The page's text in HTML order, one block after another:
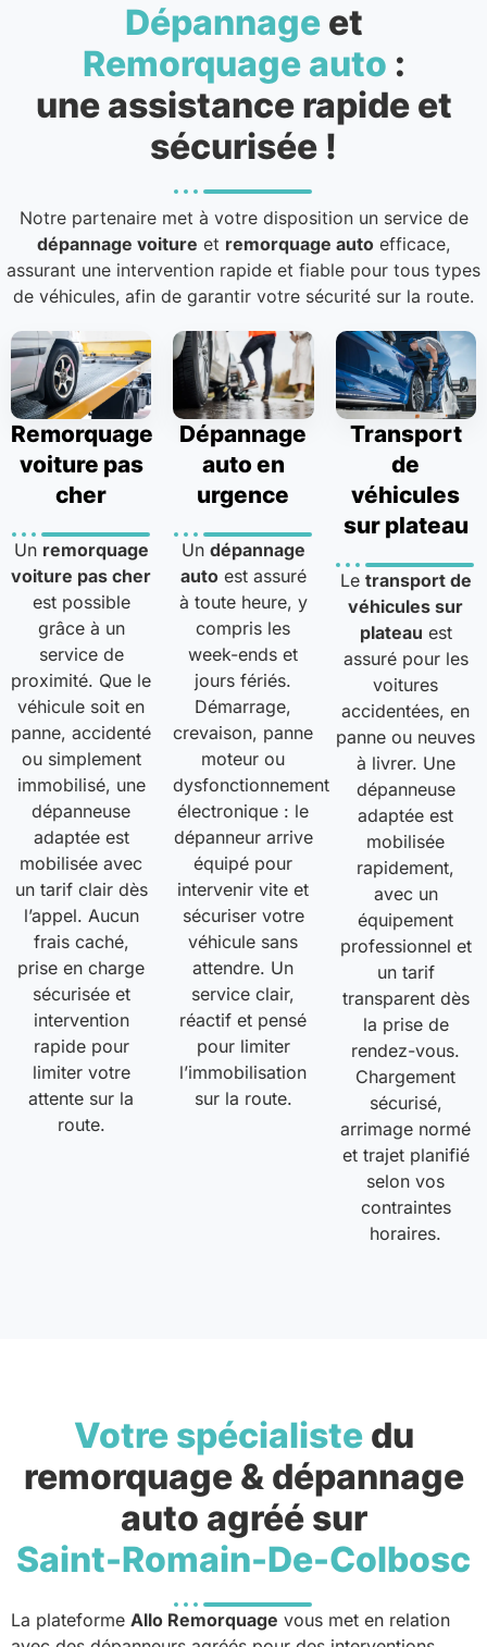
Dépannageet
Remorquage auto :
une assistance rapide et
sécurisée !
Notre partenaire met à votre disposition un service de
dépannage voiture et remorquage auto efficace,
assurant une intervention rapide et fiable pour tous types
de véhicules, afin de garantir votre sécurité sur la route.
Remorquage
voiture pas
cher
Un remorquage
voiture pas cher
est possible
grâce à un
service de
proximité. Que le
véhicule soit en
panne, accidenté
ou simplement
immobilisé, une
dépanneuse
adaptée est
mobilisée avec
un tarif clair dès
l’appel. Aucun
frais caché,
prise en charge
sécurisée et
intervention
rapide pour
limiter votre
attente sur la
route.
Dépannage
auto en
urgence
Un dépannage
autoest assuré
à toute heure, y
compris les
week-ends et
jours fériés.
Démarrage,
crevaison, panne
moteur ou
dysfonctionnement
électronique : le
dépanneur arrive
équipé pour
intervenir vite et
sécuriser votre
véhicule sans
attendre. Un
service clair,
réactif et pensé
pour limiter
l’immobilisation
sur la route.
Transport
de
véhicules
sur plateau
Le transport de
véhicules sur
plateau est
assuré pour les
voitures
accidentées, en
panne ou neuves
à livrer. Une
dépanneuse
adaptée est
mobilisée
rapidement,
avec un
équipement
professionnel et
un tarif
transparent dès
la prise de
rendez-vous.
Chargement
sécurisé,
arrimage normé
et trajet planifié
selon vos
contraintes
horaires.
Votre spécialistedu
remorquage & dépannage
auto agréé sur
Saint-Romain-De-Colbosc
La plateforme Allo Remorquage vous met en relation